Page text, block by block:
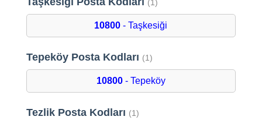
(1)
10800 - Taşkesiği
Tepeköy Posta Kodları (1)
10800- Tepeköy
Tezlik Posta Kodları (1)